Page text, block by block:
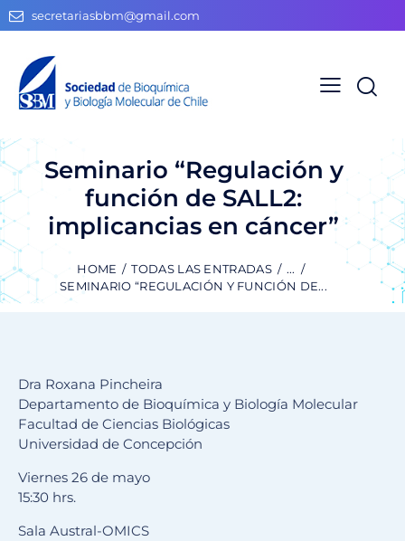
secretariasbbm@gmail.com
Seminario “Regulación y
función de SALL2:
implicancias en cáncer”
HOME TODAS LAS ENTRADAS
...
SEMINARIO “REGULACIÓN Y FUNCIÓN DE...
Dra Roxana Pincheira
Departamento de Bioquímica y Biología Molecular
Facultad de Ciencias Biológicas
Universidad de Concepción
Viernes 26 de mayo
15:30 hrs.
Sala Austral-OMICS